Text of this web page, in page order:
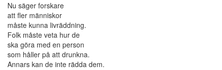
Nu säger forskare
att fler människor
måste kunna livräddning.
Folk måste veta hur de
ska göra med en person
som håller på att drunkna.
Annars kan de inte rädda dem.